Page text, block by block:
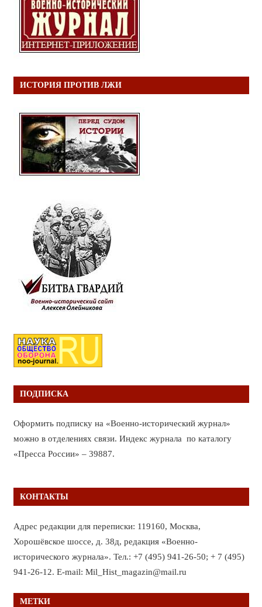
ИСТОРИЯ ПРОТИВ ЛЖИ
ПОДПИСКА
Оформить подписку на «Военно-исторический журнал»
можно в отделениях связи. Индекс журнала по каталогу
«Пресса России» – 39887.
КОНТАКТЫ
Адрес редакции для переписки: 119160, Москва,
Хорошёвское шоссе, д. 38д, редакция «Военно-
исторического журнала». Тел.: +7 (495) 941-26-50; + 7 (495)
941-26-12. E-mail: Mil_Hist_magazin@mail.ru
МЕТКИ